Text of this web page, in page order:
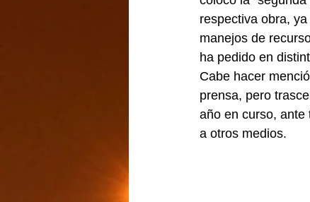
respectiva obra,
manejos de
ha pedido en
Cabe hacer
prensa, pero
año en curso, ante
a otros medios.